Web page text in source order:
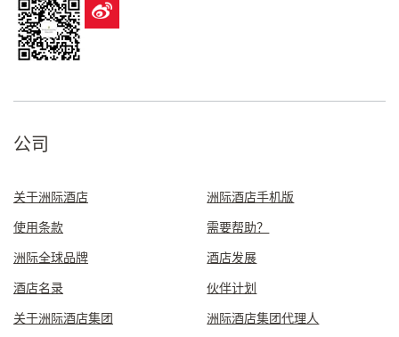
公司
关于洲际酒店
洲际酒店手机版
使用条款
需要帮助？
洲际全球品牌
酒店发展
酒店名录
伙伴计划
关于洲际酒店集团
洲际酒店集团代理人